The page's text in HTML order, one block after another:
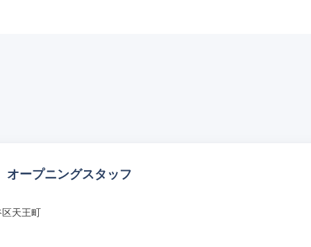
ープニングスタッフ
天王町